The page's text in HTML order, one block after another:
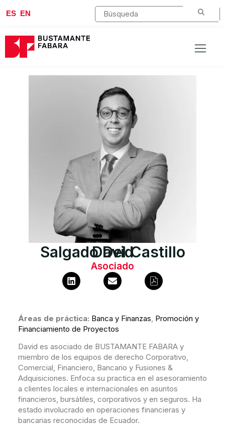
ES EN
David
Salgado Del Castillo
Asociado
Áreas de práctica: Banca y Finanzas Promoción y
Financiamiento de Proyectos
David es asociado de BUSTAMANTE FABARA y
miembro de los equipos de derecho Corporativo,
Comercial, Financiero, Bancario y Fusiones &
Adquisiciones. Enfoca su practica en el asesoramiento
a clientes locales e internacionales en asuntos
financieros, bursátiles, corporativos y en seguros. Ha
estado involucrado en operaciones financieras y
bancarias reconocidas de Ecuador.